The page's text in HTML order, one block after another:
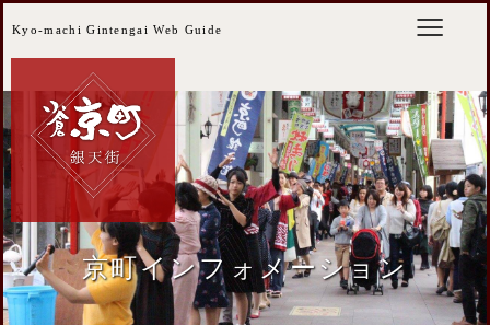
Kyo-machi Gintengai Web Guide
京町インフォメーション